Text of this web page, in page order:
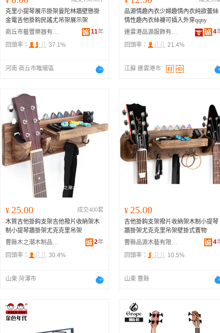
克里小提琴展示掛架曼陀林牆壁懸掛
金電吉他掛鈎民謠尤吊架展示架
商丘市藝豐樂器有限公司
11年
回頭率：
37.1%
河南 商丘市睢陽區
品源情趣內衣少婦趣情內衣純欲蕾絲
情性趣內衣絲襪可插入外穿qqny
連雲港品源服飾有限公司
4
回頭率：
21.4%
江蘇 連雲港市
¥ 25.00
成交400套
木質吉他掛鈎支架吉他撥片收納架木
制小提琴牆掛架尤克克里吊架
曹縣木之潮木制品有限公司
2年
回頭率：
30.4%
山東 菏澤市
¥ 25.00
吉他掛鈎支架撥片收納架木制小提琴
牆掛架尤克克里吊架壁掛式置物
曹縣品源木藝有限公司
4
回頭率：
10.5%
山東 曹縣